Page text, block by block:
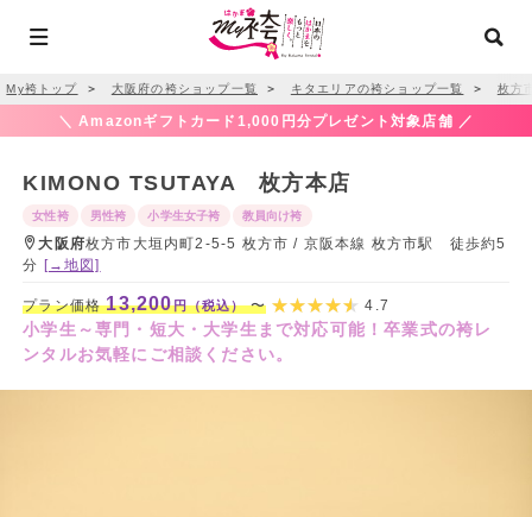
My袴トップ ＞ 大阪府の袴ショップ一覧 ＞ キタエリアの袴ショップ一覧 ＞ 枚方
＼ Amazonギフトカード1,000円分プレゼント対象店舗 ／
KIMONO TSUTAYA 枚方本店
女性袴 男性袴 小学生女子袴 教員向け袴
大阪府枚方市大垣内町2-5-5 枚方市 / 京阪本線 枚方市駅 徒歩約5
分 [→地図]
プラン価格13,200円（税込）〜 4.7
小学生～専門・短大・大学生まで対応可能！卒業式の袴レ
ンタルお気軽にご相談ください。